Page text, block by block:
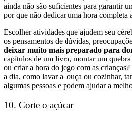
ainda não são suficientes para garantir
por que não dedicar uma hora completa
Escolher atividades que ajudem seu
os pensamentos de dúvidas,
deixar muito mais preparado para
capítulos de um livro, montar um
ou criar a hora do jogo com as
a dia, como lavar a louça ou cozinhar,
algumas pessoas e podem ajudar a
10. Corte o açúcar